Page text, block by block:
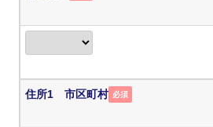
住所1 市区町村 必須